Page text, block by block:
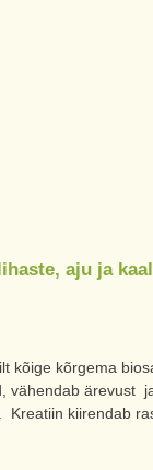
aju ja
kõige kõrgema
vähendab ärevust
kiirendab